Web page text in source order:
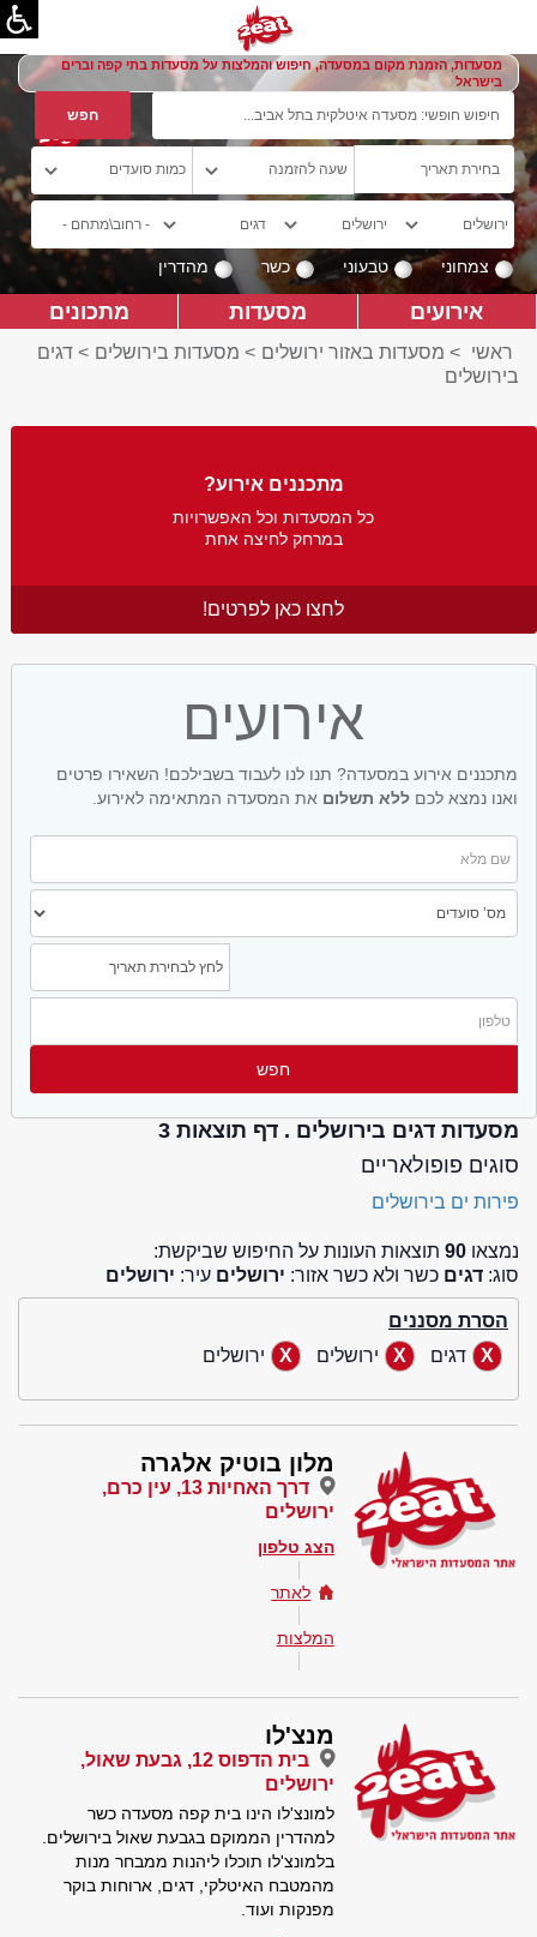
מסעדות, הזמנת מקום במסעדה, חיפוש והמלצות על מסעדות בתי קפה וברים
בישראל
צמחוני טבעוני כשר מהדרין
אירועים מסעדות מתכונים
ראשי > מסעדות באזור ירושלים > מסעדות בירושלים > דגים
בירושלים
מתכננים אירוע?
כל המסעדות וכל האפשרויות
במרחק לחיצה אחת
לחצו כאן לפרטים!
אירועים
מתכננים אירוע במסעדה? תנו לנו לעבוד בשבילכם! השאירו פרטים
ואנו נמצא לכם ללא תשלום את המסעדה המתאימה לאירוע.
מסעדות דגים בירושלים . דף תוצאות 3
סוגים פופולאריים
פירות ים בירושלים
נמצאו 90 תוצאות העונות על החיפוש שביקשת:
סוג: דגים כשר ולא כשר אזור: ירושלים עיר: ירושלים
הסרת מסננים
דגים
ירושלים ירושלים
מלון בוטיק אלגרה
דרך האחיות 13, עין כרם,
ירושלים
הצג טלפון
לאתר
המלצות
מנצ'לו
בית הדפוס 12, גבעת שאול,
ירושלים
למונצ'לו הינו בית קפה מסעדה כשר
למהדרין הממוקם בגבעת שאול בירושלים.
בלמונצ'לו תוכלו ליהנות ממבחר מנות
מהמטבח האיטלקי, דגים, ארוחות בוקר
מפנקות ועוד.